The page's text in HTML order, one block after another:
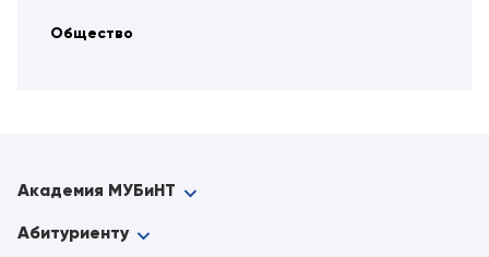
Общество
Академия МУБиНТ
Абитуриенту